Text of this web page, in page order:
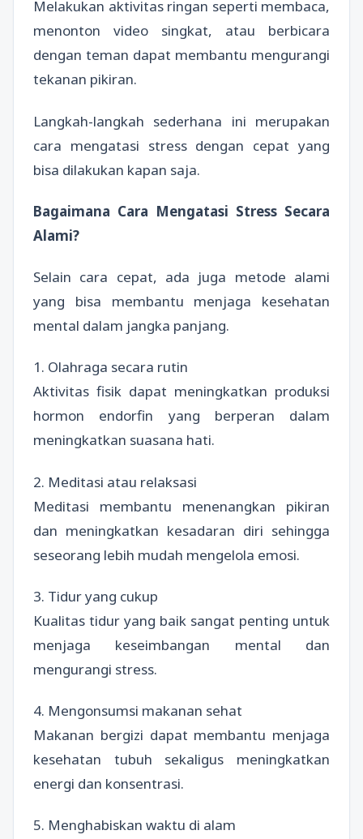
Melakukan aktivitas ringan seperti membaca,
menonton video singkat, atau berbicara
dengan teman dapat membantu mengurangi
tekanan pikiran.
Langkah-langkah sederhana ini merupakan
cara mengatasi stress dengan cepat yang
bisa dilakukan kapan saja.
Bagaimana Cara Mengatasi Stress Secara
Alami?
Selain cara cepat, ada juga metode alami
yang bisa membantu menjaga kesehatan
mental dalam jangka panjang.
1. Olahraga secara rutin
Aktivitas fisik dapat meningkatkan produksi
hormon endorfin yang berperan dalam
meningkatkan suasana hati.
2. Meditasi atau relaksasi
Meditasi membantu menenangkan pikiran
dan meningkatkan kesadaran diri sehingga
seseorang lebih mudah mengelola emosi.
3. Tidur yang cukup
Kualitas tidur yang baik sangat penting untuk
menjaga keseimbangan mental dan
mengurangi stress.
4. Mengonsumsi makanan sehat
Makanan bergizi dapat membantu menjaga
kesehatan tubuh sekaligus meningkatkan
energi dan konsentrasi.
5. Menghabiskan waktu di alam